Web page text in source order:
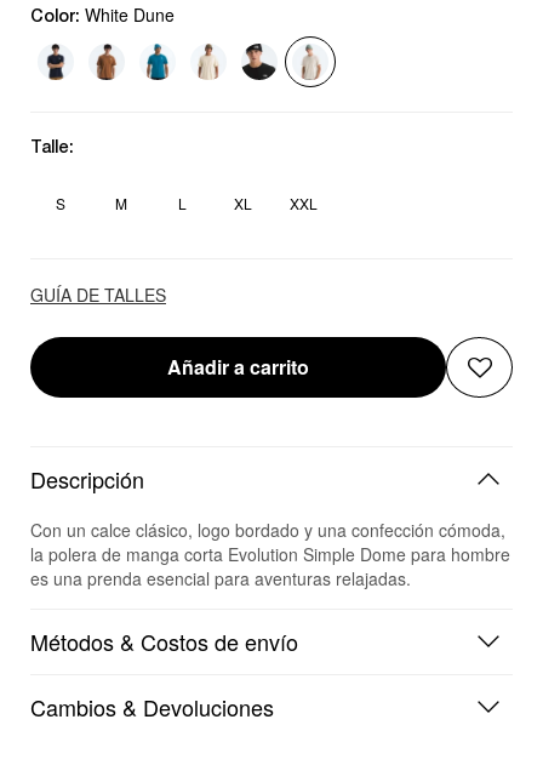
Color: White Dune
Talle:
S M L XL XXL
GUÍA DE TALLES
Añadir a carrito
Descripción
Con un calce clásico, logo bordado y una confección cómoda,
la polera de manga corta Evolution Simple Dome para hombre
es una prenda esencial para aventuras relajadas.
Métodos & Costos de envío
Cambios & Devoluciones